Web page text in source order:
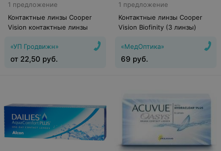
1 предложение
Контактные линзы Cooper
Vision контактные линзы
«УП Гродвижн»
от 22,50 руб.
1 предложение
Контактные линзы Cooper
Vision Biofinity (3 линзы)
«МедОптика»
69 руб.